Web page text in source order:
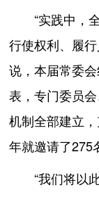
“实践中，全
行使权利、履
说，本届常委
表，专门委员
机制全部建立
年就邀请了275
“我们将以此